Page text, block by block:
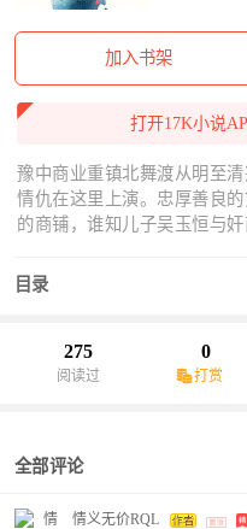
加入书架
打开17K小说
豫中商业重镇北舞渡从明至
情仇在这里上演。忠厚善良
的商铺，谁知儿子吴玉恒与
成的污辱而身受重伤，遭方
灾。古渡口终将被历史的云
不渝感人至深的爱情传说。
目录
275
阅读过
0
打赏
全部评论
情义无价RQL